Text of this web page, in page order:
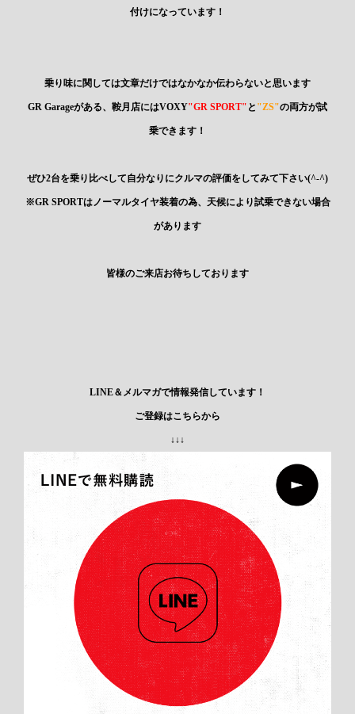
付けになっています！
乗り味に関しては文章だけではなかなか伝わらないと思います
GR Garageがある、鞍月店にはVOXY"GR SPORT" と "ZS"の両方が試
乗できます！
ぜひ2台を乗り比べして自分なりにクルマの評価をしてみて下さい(^-^)
※GR SPORTはノーマルタイヤ装着の為、天候により試乗できない場合
があります
皆様のご来店お待ちしております
LINE＆メルマガで情報発信しています！
ご登録はこちらから
↓↓↓